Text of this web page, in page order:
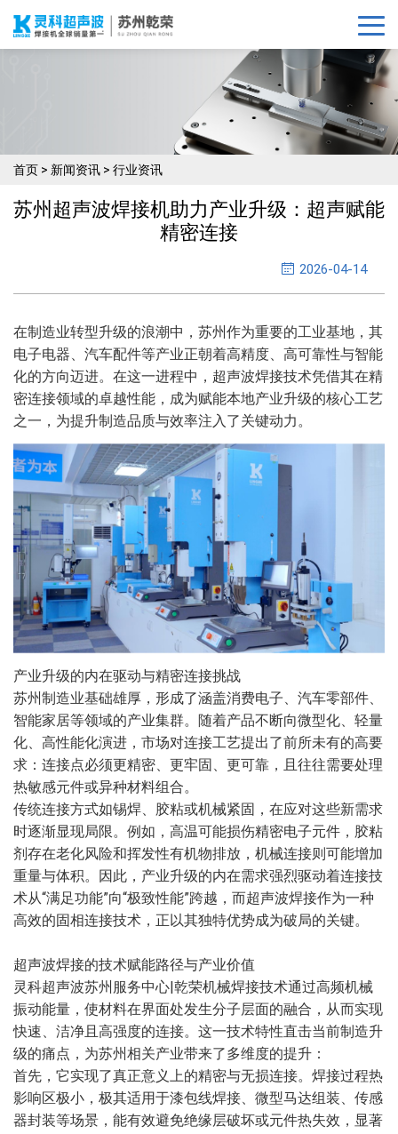
首页 > 新闻资讯 > 行业资讯
苏州超声波焊接机助力产业升级：超声赋能
精密连接
2026-04-14
在制造业转型升级的浪潮中，苏州作为重要的工业基地，其
电子电器、汽车配件等产业正朝着高精度、高可靠性与智能
化的方向迈进。在这一进程中，超声波焊接技术凭借其在精
密连接领域的卓越性能，成为赋能本地产业升级的核心工艺
之一，为提升制造品质与效率注入了关键动力。
产业升级的内在驱动与精密连接挑战
苏州制造业基础雄厚，形成了涵盖消费电子、汽车零部件、
智能家居等领域的产业集群。随着产品不断向微型化、轻量
化、高性能化演进，市场对连接工艺提出了前所未有的高要
求：连接点必须更精密、更牢固、更可靠，且往往需要处理
热敏感元件或异种材料组合。
传统连接方式如锡焊、胶粘或机械紧固，在应对这些新需求
时逐渐显现局限。例如，高温可能损伤精密电子元件，胶粘
剂存在老化风险和挥发性有机物排放，机械连接则可能增加
重量与体积。因此，产业升级的内在需求强烈驱动着连接技
术从“满足功能”向“极致性能”跨越，而超声波焊接作为一种
高效的固相连接技术，正以其独特优势成为破局的关键。
超声波焊接的技术赋能路径与产业价值
灵科超声波苏州服务中心|乾荣机械焊接技术通过高频机械
振动能量，使材料在界面处发生分子层面的融合，从而实现
快速、洁净且高强度的连接。这一技术特性直击当前制造升
级的痛点，为苏州相关产业带来了多维度的提升：
首先，它实现了真正意义上的精密与无损连接。焊接过程热
影响区极小，极其适用于漆包线焊接、微型马达组装、传感
器封装等场景，能有效避免绝缘层破坏或元件热失效，显著